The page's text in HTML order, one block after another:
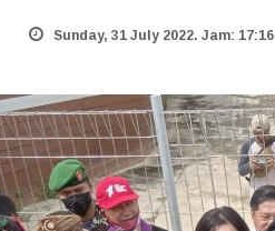
Sunday, 31 July 2022. Jam: 17:16